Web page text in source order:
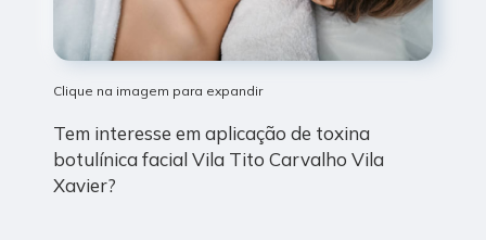
Clique na imagem para expandir
Tem interesse em aplicação de toxina
botulínica facial Vila Tito Carvalho Vila
Xavier?